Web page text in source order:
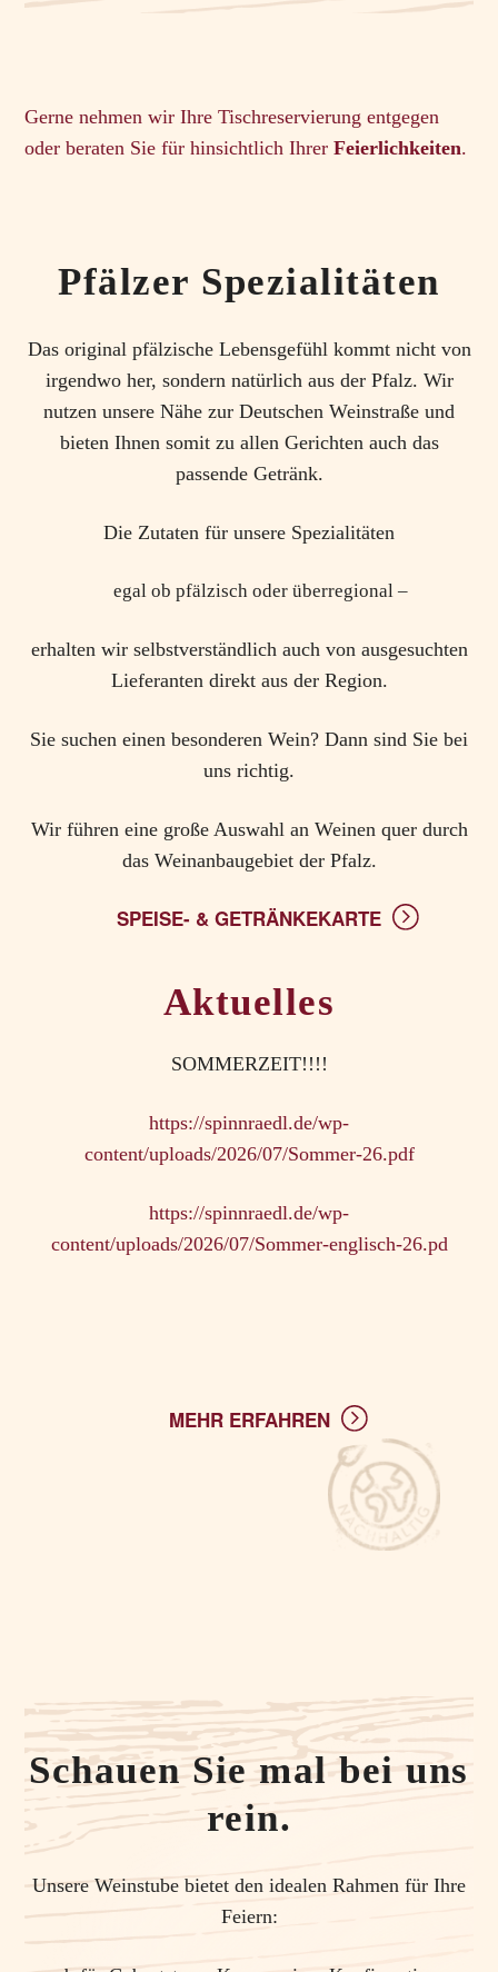
Gerne nehmen wir Ihre Tischreservierung entgegen
oder beraten Sie für hinsichtlich IhrerFeierlichkeiten.
Pfälzer Spezialitäten
Das original pfälzische Lebensgefühl kommt nicht von
irgendwo her, sondern natürlich aus der Pfalz. Wir
nutzen unsere Nähe zur Deutschen Weinstraße und
bieten Ihnen somit zu allen Gerichten auch das
passende Getränk.
Die Zutaten für unsere Spezialitäten
egal ob pfälzisch oder überregional –
erhalten wir selbstverständlich auch von ausgesuchten
Lieferanten direkt aus der Region.
Sie suchen einen besonderen Wein? Dann sind Sie bei
uns richtig.
Wir führen eine große Auswahl an Weinen quer durch
das Weinanbaugebiet der Pfalz.
SPEISE- & GETRÄNKEKARTE
Aktuelles
SOMMERZEIT!!!!
https://spinnraedl.de/wp-
content/uploads/2026/07/Sommer-26.pdf
https://spinnraedl.de/wp-
content/uploads/2026/07/Sommer-englisch-26.pd
MEHR ERFAHREN
Schauen Sie mal bei uns
rein.
Unsere Weinstube bietet den idealen Rahmen für Ihre
Feiern: